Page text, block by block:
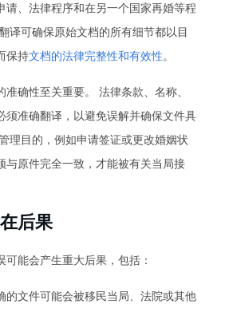
请、法律程序和在另一个国家再婚等程
译可确保原始文档的所有细节都以目
保持文档的法律完整性和有效性。
确性至关重要。 法律条款、名称、
须准确翻译，以避免误解并确保文件具
理目的，例如申请签证或更改婚姻状
与原件完全一致，才能被有关当局接
后果
能会产生重大后果，包括：
的文件可能会被移民当局、法院或其他